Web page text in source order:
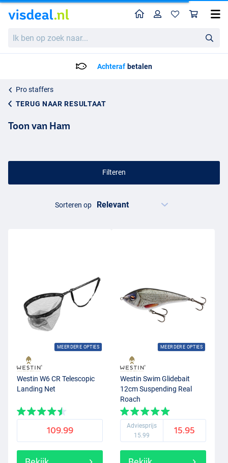
ben
HomeProfiel
Voor 23:59 Besteld = Morgen in huis!*
Pro staffers
TERUG NAAR RESULTAAT
Toon van Ham
Filteren
Sorteren op
MEERDERE OPTIES
Westin W6 CR Telescopic
Landing Net
109.99
MEERDERE OPTIES
Westin Swim Glidebait
12cm Suspending Real
Roach
Adviesprijs
15.99
15.95